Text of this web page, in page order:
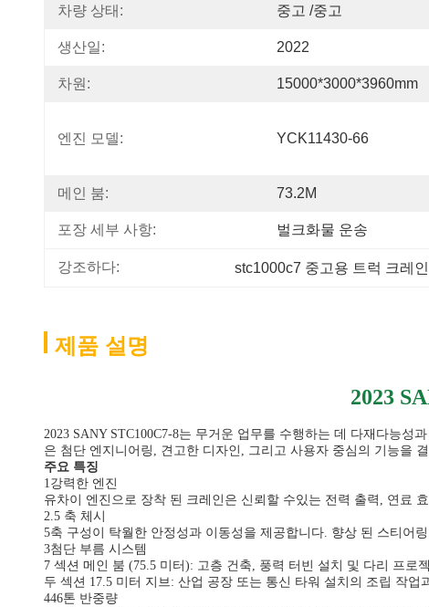
차량 상태: 중고 /중고
생산일: 2022
차원: 15000*3000*3960mm
엔진 모델: YCK11430-66
메인 붐: 73.2M
포장 세부 사항: 벌크화물 운송
강조하다: stc1000c7 중고용 트럭 크레인
제품 설명
2023
2023 SANY STC100C7-8는 무거운 업무를 수행하는 데 다재다능
은 첨단 엔지니어링, 견고한 디자인, 그리고 사용자 중심의 기능을
주요 특징
1강력한 엔진
유차이 엔진으로 장착 된 크레인은 신뢰할 수있는 전력 출력, 연료
2.5 축 체시
5축 구성이 탁월한 안정성과 이동성을 제공합니다. 향상 된 스티어
3첨단 부름 시스템
7 섹션 메인 붐 (75.5 미터): 고층 건축, 풍력 터빈 설치 및 다리 프로
두 섹션 17.5 미터 지브: 산업 공장 또는 통신 타워 설치의 조립 작
446톤 반중량